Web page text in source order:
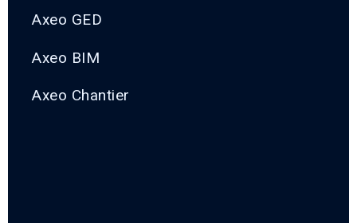
Axeo GED
Axeo BIM
Axeo Chantier